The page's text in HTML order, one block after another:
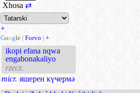
Xhosa ⇄
+
Google | Forvo | +
ikopi efana nqwa
engabonakaliyo
rzecz.
micr. яшерен күчермә